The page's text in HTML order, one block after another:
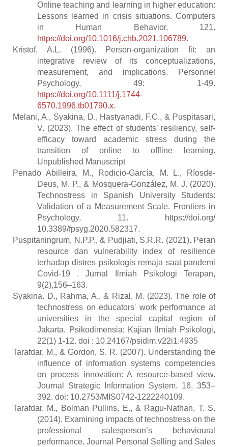
Online teaching and learning in higher education:
Lessons learned in crisis situations. Computers
in Human Behavior, 121.
https://doi.org/10.1016/j.chb.2021.106789.
Kristof, A.L. (1996). Person-organization fit: an
integrative review of its conceptualizations,
measurement, and implications. Personnel
Psychology, 49: 1-49.
https://doi.org/10.1111/j.1744-
6570.1996.tb01790.x.
Melani, A., Syakina, D., Hastyanadi, F.C., & Puspitasari,
V. (2023). The effect of students’ resiliency, self-
efficacy toward academic stress during the
transition of online to offline learning.
Unpublished Manuscript
Penado Abilleira, M., Rodicio-García, M. L., Ríosde-
Deus, M. P., & Mosquera-González, M. J. (2020).
Technostress in Spanish University Students:
Validation of a Measurement Scale. Frontiers in
Psychology, 11. https://doi.org/
10.3389/fpsyg.2020.582317.
Puspitaningrum, N.P.P., & Pudjiati, S.R.R. (2021). Peran
resource dan vulnerability index of resilience
terhadap distres psikologis remaja saat pandemi
Covid-19 . Jurnal Ilmiah Psikologi Terapan,
9(2),156–163.
Syakina. D., Rahma, A., & Rizal, M. (2023). The role of
technostress on educators' work performance at
universities in the special capital region of
Jakarta. Psikodimensia: Kajian Ilmiah Psikologi,
22(1) 1-12. doi : 10.24167/psidim.v22i1.4935
Tarafdar, M., & Gordon, S. R. (2007). Understanding the
influence of information systems competencies
on process innovation: A resource-based view.
Journal Strategic Information System. 16, 353–
392. doi: 10.2753/MIS0742-1222240109.
Tarafdar, M., Bolman Pullins, E., & Ragu-Nathan, T. S.
(2014). Examining impacts of technostress on the
professional salesperson’s behavioural
performance. Journal Personal Selling and Sales